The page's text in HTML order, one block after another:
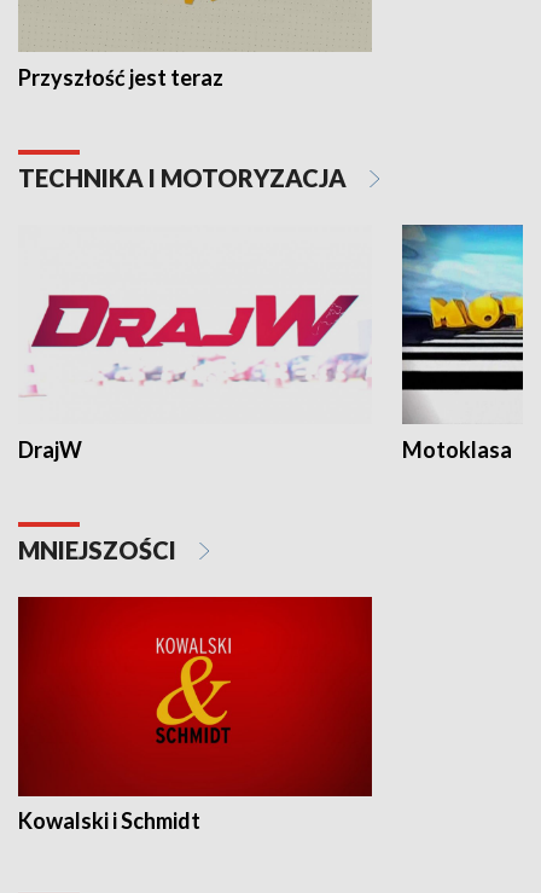
Przyszłość jest teraz
TECHNIKA I MOTORYZACJA
DrajW Motoklasa
MNIEJSZOŚCI
Kowalski i Schmidt